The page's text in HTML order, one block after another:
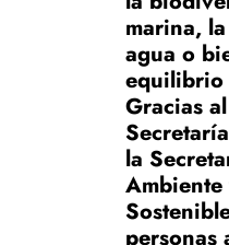
marina,
agua o
equilibrio
Gracias
la
personas